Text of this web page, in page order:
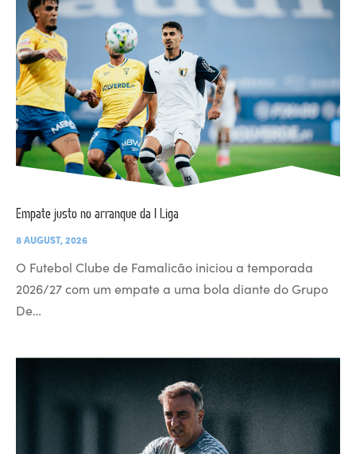
Empate justo no arranque da I Liga
8 AUGUST, 2026
O Futebol Clube de Famalicão iniciou a temporada
2026/27 com um empate a uma bola diante do Grupo
De…